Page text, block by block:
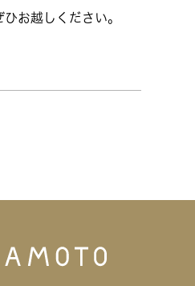
お越しください。